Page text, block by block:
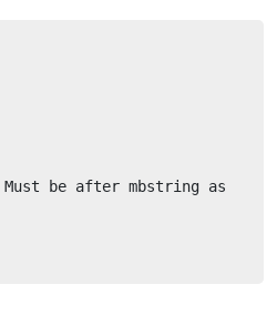
be after mbstring as